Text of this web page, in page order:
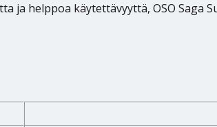
ja helppoa käytettävyyttä, OSO